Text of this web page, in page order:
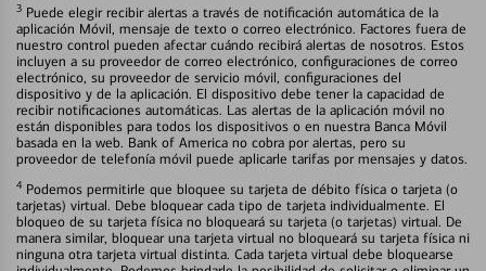
3 Puede elegir recibir alertas a través de notificación automática de la
aplicación Móvil, mensaje de texto o correo electrónico. Factores fuera de
nuestro control pueden afectar cuándo recibirá alertas de nosotros. Estos
incluyen a su proveedor de correo electrónico, configuraciones de correo
electrónico, su proveedor de servicio móvil, configuraciones del
dispositivo y de la aplicación. El dispositivo debe tener la capacidad de
recibir notificaciones automáticas. Las alertas de la aplicación móvil no
están disponibles para todos los dispositivos o en nuestra Banca Móvil
basada en la web. Bank of America no cobra por alertas, pero su
proveedor de telefonía móvil puede aplicarle tarifas por mensajes y datos.
4 Podemos permitirle que bloquee su tarjeta de débito física o tarjeta (o
tarjetas) virtual. Debe bloquear cada tipo de tarjeta individualmente. El
bloqueo de su tarjeta física no bloqueará su tarjeta (o tarjetas) virtual. De
manera similar, bloquear una tarjeta virtual no bloqueará su tarjeta física ni
ninguna otra tarjeta virtual distinta. Cada tarjeta virtual debe bloquearse